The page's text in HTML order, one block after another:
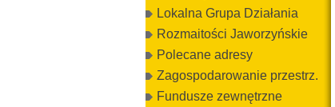
Lokalna Grupa Działania
Rozmaitości Jaworzyńskie
Polecane adresy
Zagospodarowanie przestrz.
Fundusze zewnętrzne